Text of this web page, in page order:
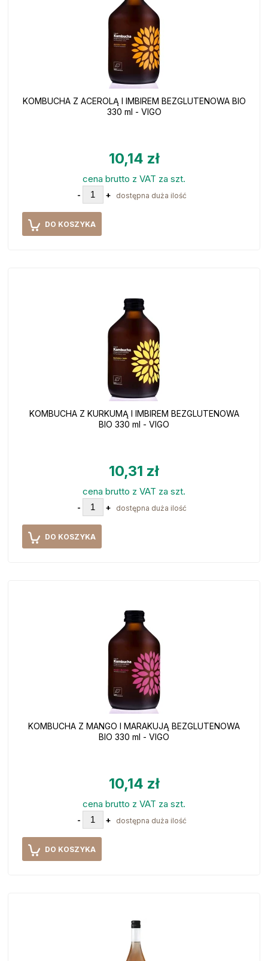
KOMBUCHA Z ACEROLĄ I IMBIREM BEZGLUTENOWA BIO
330 ml - VIGO
10,14 zł
cena brutto z VAT za szt.
- + dostępna duża ilość
DO KOSZYKA
KOMBUCHA Z KURKUMĄ I IMBIREM BEZGLUTENOWA
BIO 330 ml - VIGO
10,31 zł
cena brutto z VAT za szt.
- + dostępna duża ilość
DO KOSZYKA
KOMBUCHA Z MANGO I MARAKUJĄ BEZGLUTENOWA
BIO 330 ml - VIGO
10,14 zł
cena brutto z VAT za szt.
- + dostępna duża ilość
DO KOSZYKA